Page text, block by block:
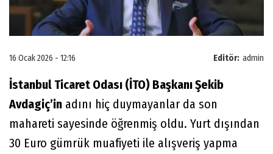
Editör: admin
16 Ocak 2026 - 12:16
İstanbul Ticaret Odası (İTO) Başkanı Şekib
Avdagiç’in adını hiç duymayanlar da son
mahareti sayesinde öğrenmiş oldu. Yurt dışından
30 Euro gümrük muafiyeti ile alışveriş yapma